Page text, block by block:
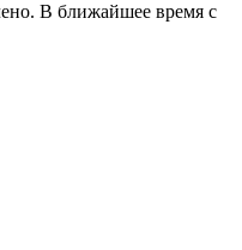
В ближайшее время с